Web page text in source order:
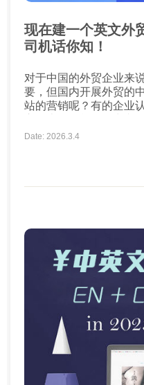
现在建一个英文外
司机话你知！
对于中国的外贸企业来
要，但国内开展外贸的
站的营销呢？有的企业
外贸营销推广了？ 其实不然，英文网站设计中国化，
不符合国外用户浏览习
要的资讯和浏览习惯感
地用户习惯，忽略了当
商常用的工具。因此外
Date: 2026.3.4